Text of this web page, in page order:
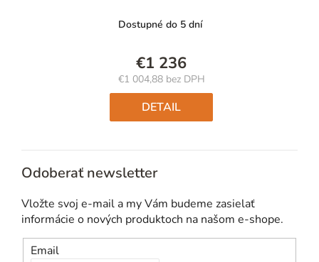
Dostupné do 5 dní
€1 236
€1 004,88 bez DPH
Jednotková
cena:
DETAIL
Odoberať newsletter
Vložte svoj e-mail a my Vám budeme zasielať
informácie o nových produktoch na našom e-shope.
Email